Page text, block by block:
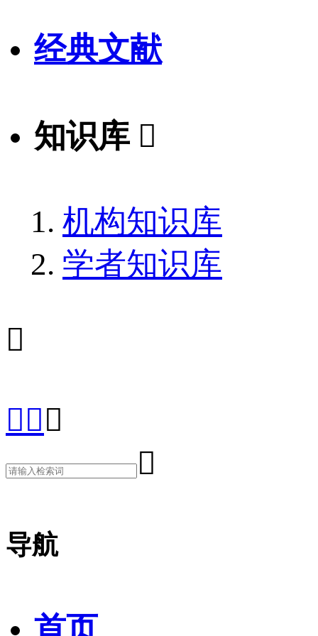
经典文献
知识库 
机构知识库
学者知识库



导航
首页